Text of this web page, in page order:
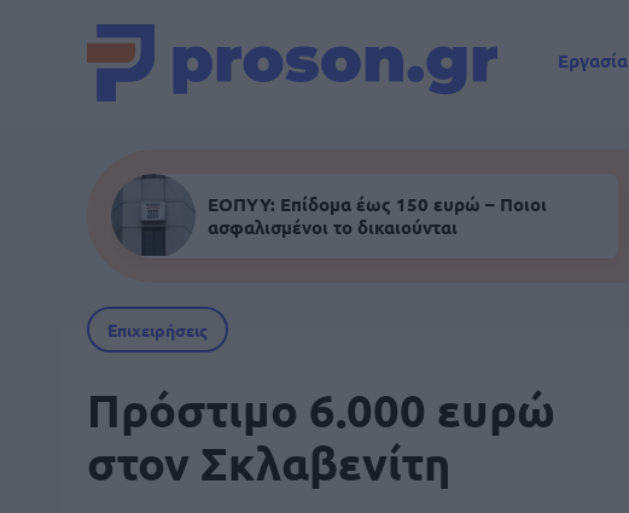
Εργασία
ΕΟΠΥΥ: Επίδομα έως 150 ευρώ – Ποιοι
ασφαλισμένοι το δικαιούνται
Επιχειρήσεις
Πρόστιμο 6.000 ευρώ
στον Σκλαβενίτη